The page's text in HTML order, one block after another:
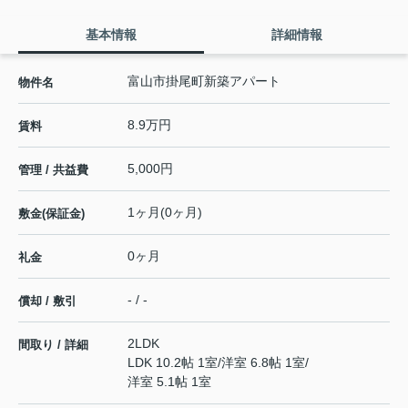
基本情報 詳細情報
物件名 富山市掛尾町新築アパート
賃料 8.9万円
管理 / 共益費 5,000円
敷金(保証金) 1ヶ月(0ヶ月)
礼金 0ヶ月
償却 / 敷引 - / -
間取り / 詳細
2LDK
LDK 10.2帖 1室/洋室 6.8帖 1室/
洋室 5.1帖 1室